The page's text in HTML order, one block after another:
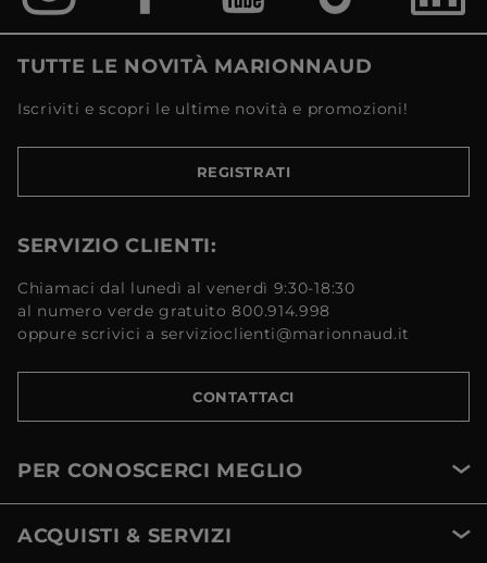
TUTTE LE NOVITÀ MARIONNAUD
Iscriviti e scopri le ultime novità e promozioni!
REGISTRATI
SERVIZIO CLIENTI:
Chiamaci dal lunedì al venerdì 9:30-18:30
al numero verde gratuito 800.914.998
oppure scrivici a servizioclienti@marionnaud.it
CONTATTACI
PER CONOSCERCI MEGLIO
ACQUISTI & SERVIZI